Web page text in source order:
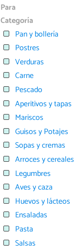
Para
Categoría
Pan y bollería
Postres
Verduras
Carne
Pescado
Aperitivos y tapas
Mariscos
Guisos y Potajes
Sopas y cremas
Arroces y cereales
Legumbres
Aves y caza
Huevos y lácteos
Ensaladas
Pasta
Salsas